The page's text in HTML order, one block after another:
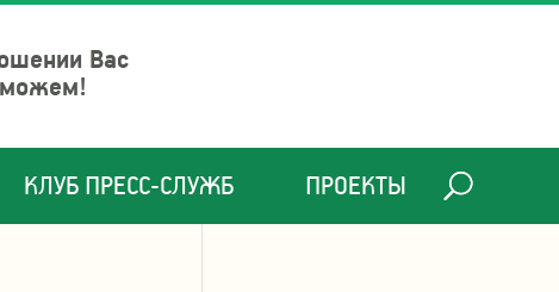
Вас
КЛУБ ПРЕСС-СЛУЖБ ПРОЕКТЫ